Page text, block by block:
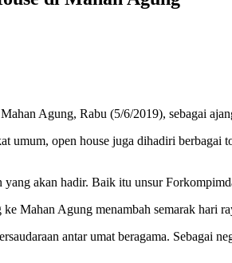
Agung, Rabu (5/6/2019), sebagai
umum, open house juga dihadiri
akan hadir. Baik itu unsur
Mahan Agung menambah semarak hari
antar umat beragama. Sebagai